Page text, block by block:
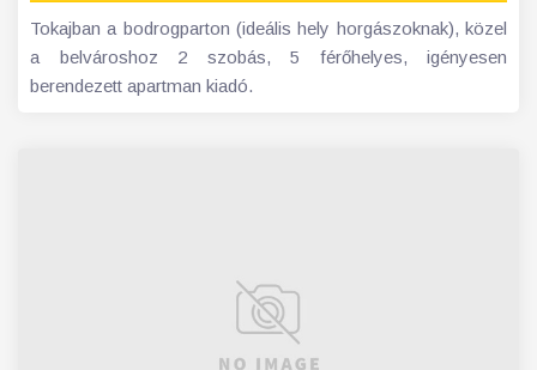
Tokajban a bodrogparton (ideális hely horgászoknak), közel
a belvároshoz 2 szobás, 5 férőhelyes, igényesen
berendezett apartman kiadó.